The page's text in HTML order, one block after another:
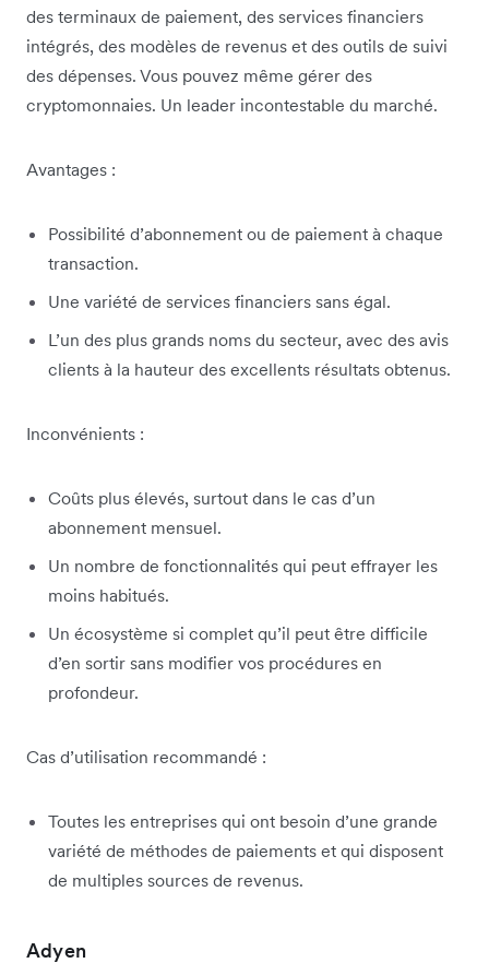
des terminaux de paiement, des services financiers
intégrés, des modèles de revenus et des outils de suivi
des dépenses. Vous pouvez même gérer des
cryptomonnaies. Un leader incontestable du marché.
Avantages :
Possibilité d’abonnement ou de paiement à chaque
transaction.
Une variété de services financiers sans égal.
L’un des plus grands noms du secteur, avec des avis
clients à la hauteur des excellents résultats obtenus.
Inconvénients :
Coûts plus élevés, surtout dans le cas d’un
abonnement mensuel.
Un nombre de fonctionnalités qui peut effrayer les
moins habitués.
Un écosystème si complet qu’il peut être difficile
d’en sortir sans modifier vos procédures en
profondeur.
Cas d’utilisation recommandé :
Toutes les entreprises qui ont besoin d’une grande
variété de méthodes de paiements et qui disposent
de multiples sources de revenus.
Adyen